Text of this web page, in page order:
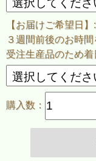
【お届けご希望日】:
３週間前後のお時
受注生産品のため
購入数：